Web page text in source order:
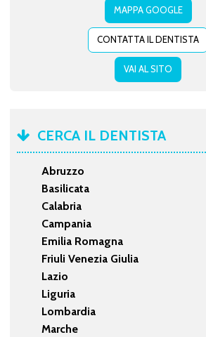
MAPPA GOOGLE
CONTATTA IL DENTISTA
VAI AL SITO
CERCA IL DENTISTA
Abruzzo
Basilicata
Calabria
Campania
Emilia Romagna
Friuli Venezia Giulia
Lazio
Liguria
Lombardia
Marche